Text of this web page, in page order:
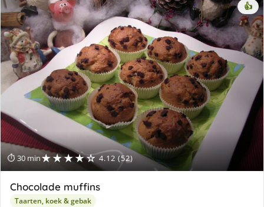
⏱ 30 min★★★★☆ 4.12 (52)
👍
Chocolade muffins
Taarten, koek & gebak